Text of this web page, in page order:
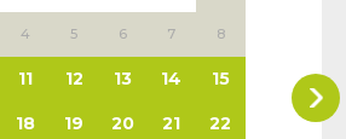
4 5 6 7 8
11 12 13 14 15
18 19 20 21 22